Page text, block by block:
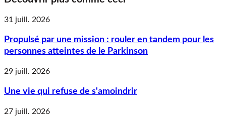
31 juill. 2026
Propulsé par une mission : rouler en tandem pour les
personnes atteintes de le Parkinson
29 juill. 2026
Une vie qui refuse de s'amoindrir
27 juill. 2026